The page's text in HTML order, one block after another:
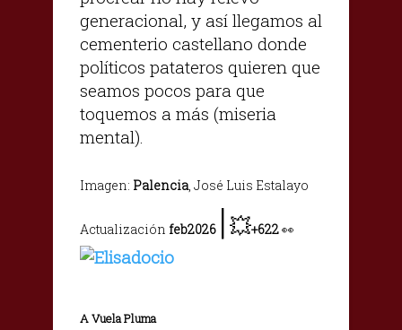
generacional, y así llegamos al
cementerio castellano donde
políticos patateros quieren que
seamos pocos para que
toquemos a más (miseria
mental).
Imagen: Palencia, José Luis Estalayo
Actualización feb2026 |💥+622👀
A Vuela Pluma